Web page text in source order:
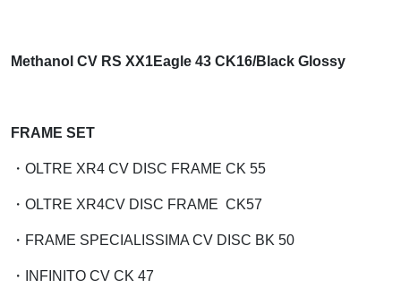
Methanol CV RS XX1Eagle 43 CK16/Black Glossy
FRAME SET
・OLTRE XR4 CV DISC FRAME CK 55
・OLTRE XR4CV DISC FRAME CK57
・FRAME SPECIALISSIMA CV DISC BK 50
・INFINITO CV CK 47